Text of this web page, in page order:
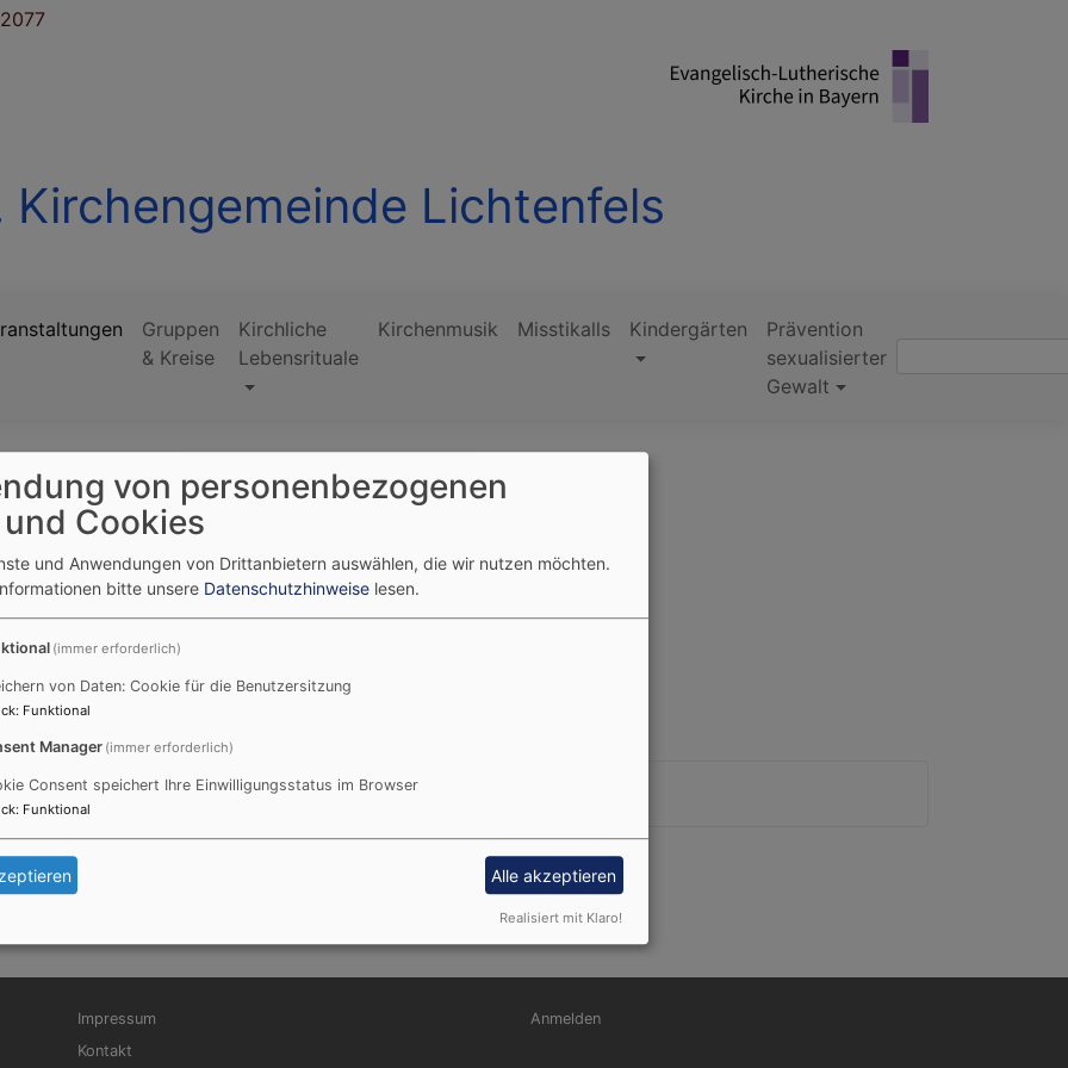
Kirchengemeinde Lichtenfels
Gruppen
& Kreise
Kirchliche
Lebensrituale
Kirchenmusik Misstikalls Kindergärten
Prävention
sexualisierter
Gewalt
Suche
mit Filter
gefunden.
Fußbereichsmenü
Impressum
Kontakt
Benutzermenü
Anmelden
von personenbezogenen
Cookies
und Anwendungen von Drittanbietern auswählen, die wir nutzen möchten.
bitte unsere Datenschutzhinweise lesen.
(immer erforderlich)
von Daten: Cookie für die Benutzersitzung
: Funktional
Manager (immer erforderlich)
Consent speichert Ihre Einwilligungsstatus im Browser
: Funktional
Alle akzeptieren
Realisiert mit Klaro!